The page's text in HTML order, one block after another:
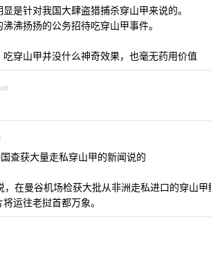
是针对我国大肆盗猎捕杀穿山甲来说的。
沸扬扬的公务招待吃穿山甲事件。
穿山甲并没什么神奇效果，也毫无药用价值
查获大量走私穿山甲的新闻说的
在曼谷机场检获大批从非洲走私进口的穿山
运往老挝首都万象。